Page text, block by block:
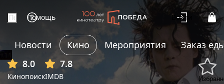
Помощь Войти
Новости Кино Мероприятия
Заказ
8.0
Кинопоиск
7.8
IMDB